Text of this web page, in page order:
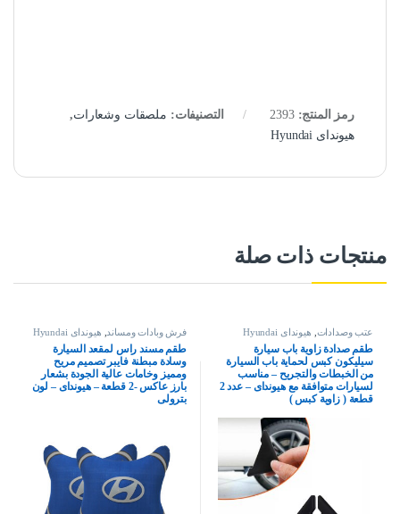
رمز المنتج:2393 التصنيفات: ملصقات وشعارات,
هيونداى Hyundai
منتجات ذات صلة
عتب وصدادات هيونداى Hyundai
طقم صدادة زاوية باب سيارة
سيليكون كبس لحماية باب السيارة
من الخبطات والتجريح – مناسب
لسيارات متوافقة مع هيونداى – عدد 2
قطعة ( زاوية كبس )
فرش وبادات ومساند هيونداى Hyundai
طقم مسند راس لمقعد السيارة
وسادة مبطنة فايبر تصميم مريح
ومميز وخامات عالية الجودة بشعار
بارز عاكس -2 قطعة – هيونداى – لون
بترولى